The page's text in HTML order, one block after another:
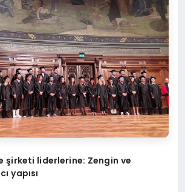
şirketi liderlerine: Zengin ve
yapısı